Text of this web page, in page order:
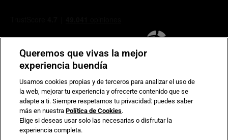
Compromiso de seguridad en pagos electrónicos
Queremos que vivas la mejor
experiencia buendía
Usamos cookies propias y de terceros para analizar el uso de
la web, mejorar tu experiencia y ofrecerte contenido que se
adapte a ti. Siempre respetamos tu privacidad: puedes saber
más en nuestraPolítica de Cookies.
Elige si deseas usar solo las necesarias o disfrutar la
experiencia completa.